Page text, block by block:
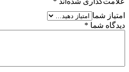
امتیاز شما
دیدگاه شما *